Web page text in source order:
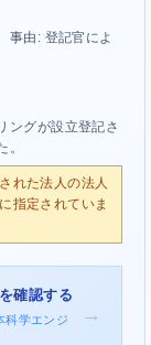
由: 登記官によ
ングが設立登記さ
。
れた法人の法人
指定されていま
確認する
学エンジ
→